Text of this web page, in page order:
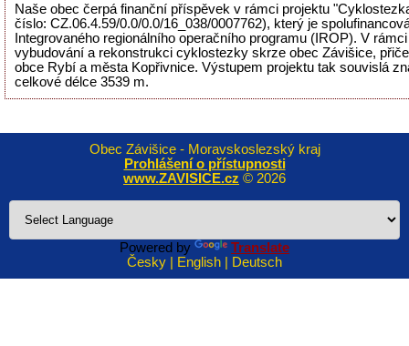
Naše obec čerpá finanční příspěvek v rámci projektu
číslo: CZ.06.4.59/0.0/0.0/16_038/0007762), který je
Integrovaného regionálního operačního programu (IROP). V
vybudování a rekonstrukci cyklostezky skrze obec Závišice,
obce Rybí a města Kopřivnice. Výstupem projektu tak souvislá
celkové délce 3539 m.
Obec Závišice - Moravskoslezský kraj
Prohlášení o přístupnosti
www.ZAVISICE.cz © 2026
Powered by
Translate
Česky | English | Deutsch